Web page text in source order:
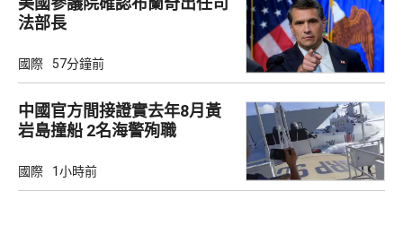
法部長
國際 57分鐘前
中國官方間接證實去年8月黃
岩島撞船 2名海警殉職
國際 1小時前